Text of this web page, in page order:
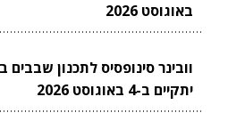
באוגוסט 2026
יתקיים ב-4 באוגוסט 2026